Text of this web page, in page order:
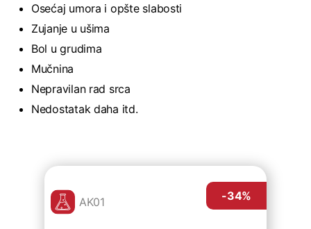
Osećaj umora i opšte slabosti
Zujanje u ušima
Bol u grudima
Mučnina
Nepravilan rad srca
Nedostatak daha itd.
AK01 -34%